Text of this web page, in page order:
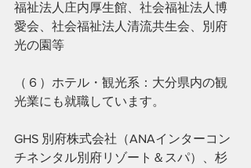
福祉法人庄内厚生館、社会福祉法人博
愛会、社会福祉法人清流共生会、別府
光の園等
（６）ホテル・観光系：大分県内の観
光業にも就職しています。
GHS 別府株式会社（ANAインターコン
チネンタル別府リゾート＆スパ）、杉